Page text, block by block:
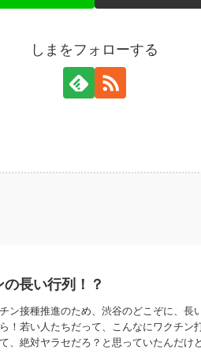
しまをフォローする
の長い行列！？
ン接種推進のため、渋谷のどこぞに、長
！若い人たちだって、こんなにワクチン
、絶対ヤラセだろ？と思っていたんだけ